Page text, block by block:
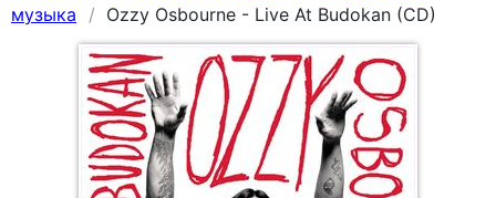
музыка
Ozzy Osbourne - Live At Budokan (CD)